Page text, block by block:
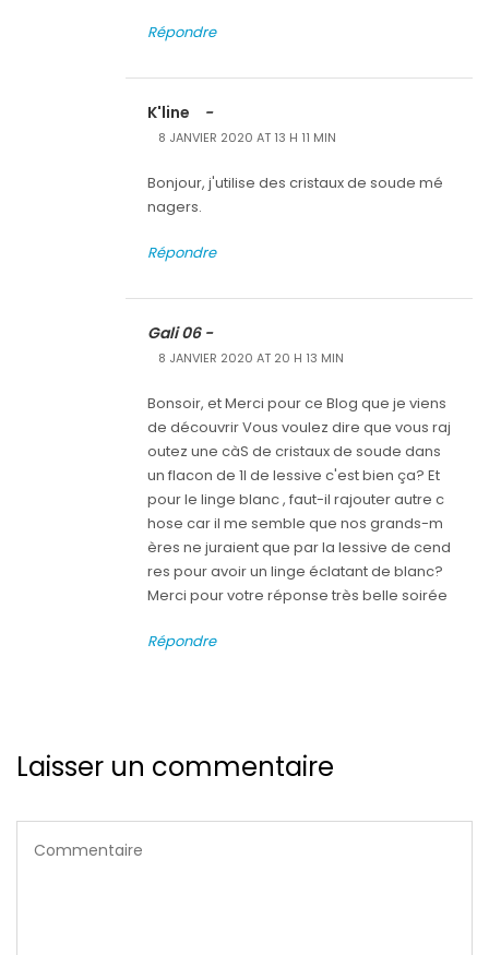
Répondre
K'line -
8 JANVIER 2020 AT 13 H 11 MIN
Bonjour, j'utilise des cristaux de soude mé
nagers.
Répondre
Gali 06 -
8 JANVIER 2020 AT 20 H 13 MIN
Bonsoir, et Merci pour ce Blog que je viens
de découvrir Vous voulez dire que vous raj
outez une càS de cristaux de soude dans
un flacon de 1l de lessive c'est bien ça? Et
pour le linge blanc , faut-il rajouter autre c
hose car il me semble que nos grands-m
ères ne juraient que par la lessive de cend
res pour avoir un linge éclatant de blanc?
Merci pour votre réponse très belle soirée
Répondre
Laisser un commentaire